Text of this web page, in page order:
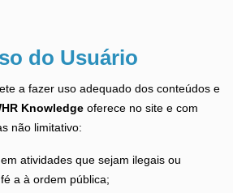
do Usuário
a fazer uso adequado dos conteúdos e
Knowledge oferece no site e com
não limitativo:
atividades que sejam ilegais ou
a à ordem pública;